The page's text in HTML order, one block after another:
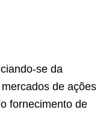
se da
de ações
fornecimento de